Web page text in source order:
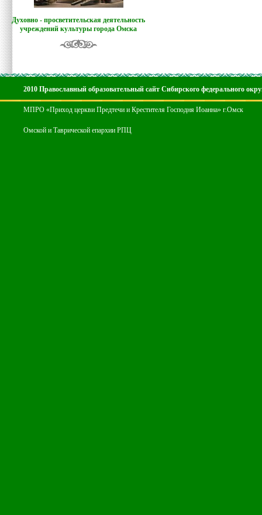
Духовно - просветительская деятельность
учреждений культуры города Омска
2010 Православный образовательный сайт Сибирского федерального
МПРО «Приход церкви Предтечи и Крестителя Господня Иоанна» г.Омск
Омской и Таврической епархии РПЦ